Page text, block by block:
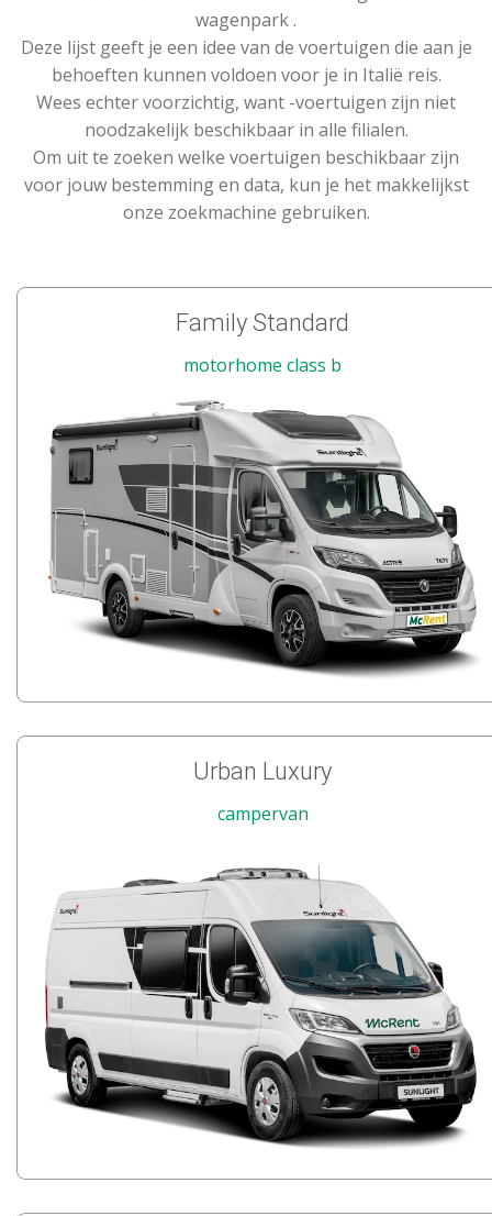
wagenpark .
Deze lijst geeft je een idee van de voertuigen die aan je
behoeften kunnen voldoen voor je in Italië reis.
Wees echter voorzichtig, want -voertuigen zijn niet
noodzakelijk beschikbaar in alle filialen.
Om uit te zoeken welke voertuigen beschikbaar zijn
voor jouw bestemming en data, kun je het makkelijkst
onze zoekmachine gebruiken.
Family Standard
motorhome class b
Urban Luxury
campervan